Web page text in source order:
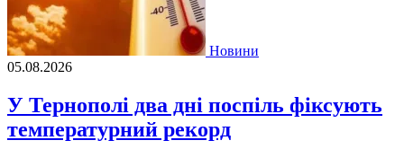
Новини
05.08.2026
У Тернополі два дні поспіль фіксують
температурний рекорд